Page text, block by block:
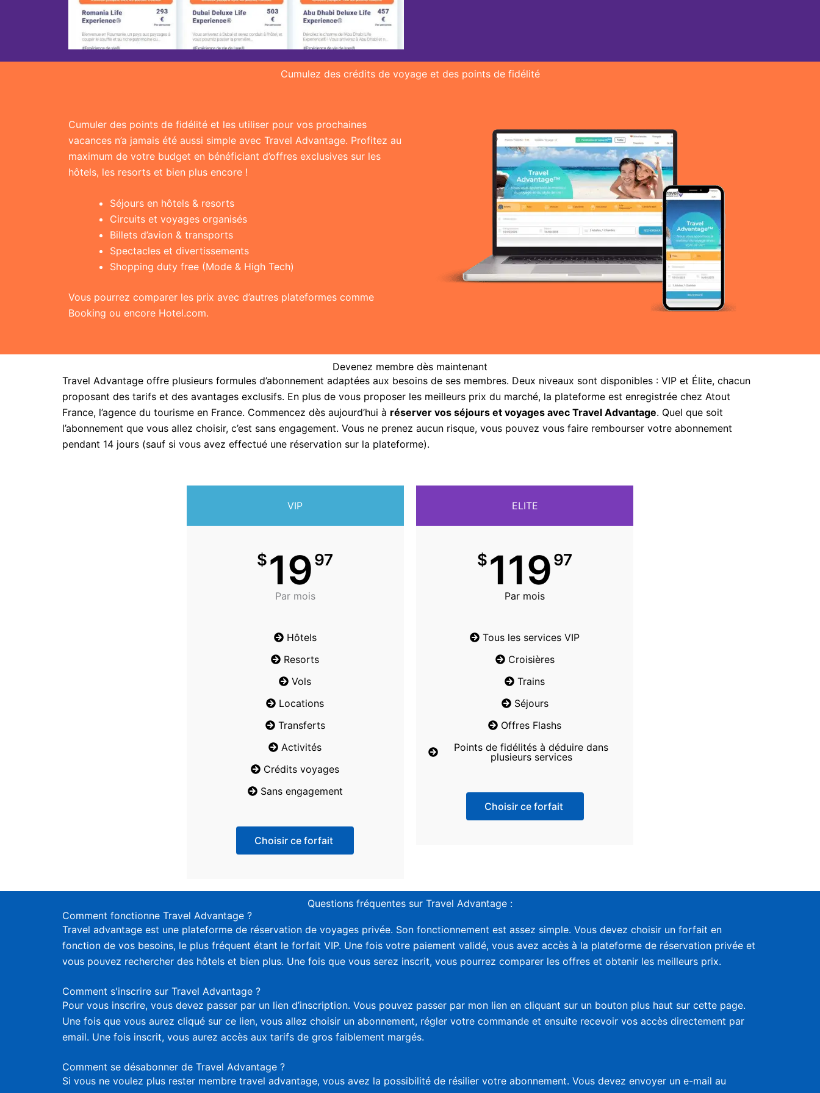
Cumulez des crédits de voyage et des points de fidélité
Cumuler des points de fidélité et les utiliser pour vos prochaines
vacances n’a jamais été aussi simple avec Travel Advantage. Profitez au
maximum de votre budget en bénéficiant d’offres exclusives sur les
hôtels, les resorts et bien plus encore !
Séjours en hôtels & resorts
Circuits et voyages organisés
Billets d’avion & transports
Spectacles et divertissements
Shopping duty free (Mode & High Tech)
Vous pourrez comparer les prix avec d’autres plateformes comme
Booking ou encore Hotel.com.
Devenez membre dès maintenant
Travel Advantage offre plusieurs formules d’abonnement adaptées aux besoins de ses membres. Deux niveaux sont disponibles : VIP et Élite, chacun
proposant des tarifs et des avantages exclusifs. En plus de vous proposer les meilleurs prix du marché, la plateforme est enregistrée chez Atout
France, l’agence du tourisme en France. Commencez dès aujourd’hui à réserver vos séjours et voyages avec Travel Advantage. Quel que soit
l’abonnement que vous allez choisir, c’est sans engagement. Vous ne prenez aucun risque, vous pouvez vous faire rembourser votre abonnement
pendant 14 jours (sauf si vous avez effectué une réservation sur la plateforme).
VIP
$1997
Par mois
Hôtels
Resorts
Vols
Locations
Transferts
Activités
Crédits voyages
Sans engagement
Choisir ce forfait
ELITE
$11997
Par mois
Tous les services VIP
Croisières
Trains
Séjours
Offres Flashs
Points de fidélités à déduire dans
plusieurs services
Choisir ce forfait
Questions fréquentes sur Travel Advantage :
Comment fonctionne Travel Advantage ?
Travel advantage est une plateforme de réservation de voyages privée. Son fonctionnement est assez simple. Vous devez choisir un forfait en
fonction de vos besoins, le plus fréquent étant le forfait VIP. Une fois votre paiement validé, vous avez accès à la plateforme de réservation privée et
vous pouvez rechercher des hôtels et bien plus. Une fois que vous serez inscrit, vous pourrez comparer les offres et obtenir les meilleurs prix.
Comment s'inscrire sur Travel Advantage ?
Pour vous inscrire, vous devez passer par un lien d’inscription. Vous pouvez passer par mon lien en cliquant sur un bouton plus haut sur cette page.
Une fois que vous aurez cliqué sur ce lien, vous allez choisir un abonnement, régler votre commande et ensuite recevoir vos accès directement par
email. Une fois inscrit, vous aurez accès aux tarifs de gros faiblement margés.
Comment se désabonner de Travel Advantage ?
Si vous ne voulez plus rester membre travel advantage, vous avez la possibilité de résilier votre abonnement. Vous devez envoyer un e-mail au